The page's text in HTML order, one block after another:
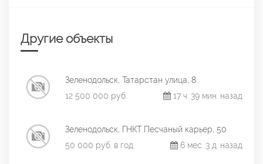
Другие объекты
Зеленодольск, Татарстан улица, 8
12 500 000 руб.
17 ч. 39 мин. назад
Зеленодольск, ГНКТ Песчаный карьер, 50
50 000 руб. в год
6 мес. 3 д. назад